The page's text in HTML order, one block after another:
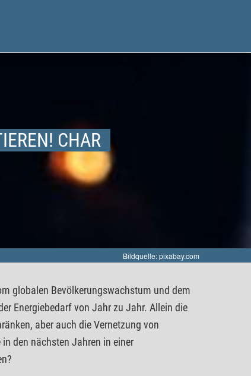
CHAR
Bildquelle: pixabay.com
globalen Bevölkerungswachstum und dem
Energiebedarf von Jahr zu Jahr. Allein die
aber auch die Vernetzung von
den nächsten Jahren in einer